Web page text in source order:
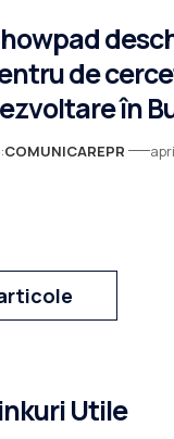
de
în
COMUNICAREPR
Utile